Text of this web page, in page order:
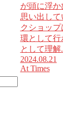
が頭に浮か
思い出し
クショッ
環として
として理解
2024.08.21
At Times